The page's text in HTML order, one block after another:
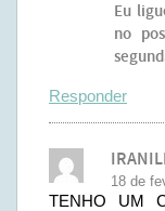
Eu
no
Responder
18 de
TENHO UM